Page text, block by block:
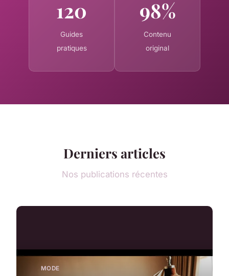
120
Guides
pratiques
98%
Contenu
original
Derniers articles
Nos publications récentes
MODE